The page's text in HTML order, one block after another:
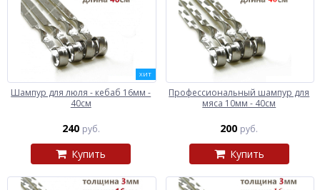
ХИТ
Шампур для люля - кебаб 16мм -
40см
240 руб.
Купить
Профессиональный шампур для
мяса 10мм - 40см
200 руб.
Купить